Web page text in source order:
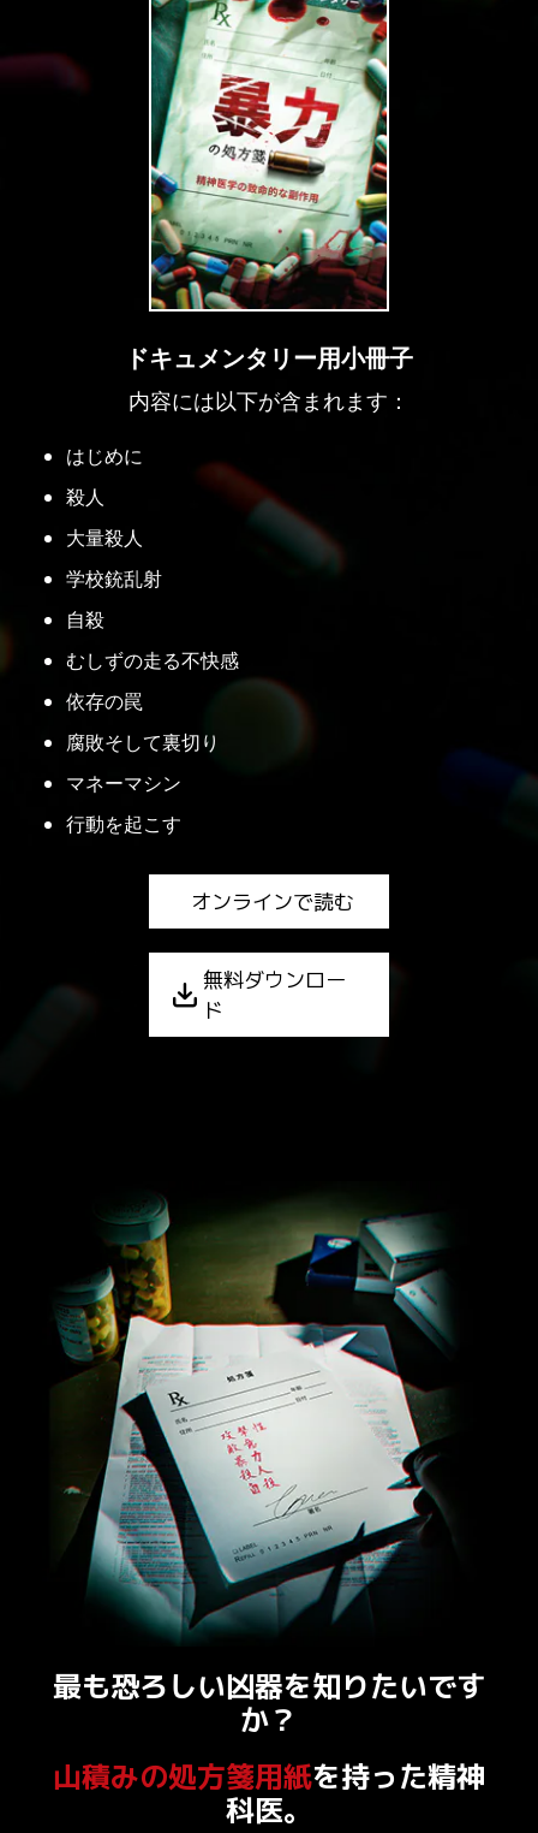
ドキュメンタリー用小冊子
内容には以下が含まれます：
はじめに
殺人
大量殺人
学校銃乱射
自殺
むしずの走る不快感
依存の罠
腐敗そして裏切り
マネーマシン
行動を起こす
オンラインで読む
無料ダウンロー
ド
最も恐ろしい凶器を知りたいです
か？
山積みの処方箋用紙を持った精神
科医。